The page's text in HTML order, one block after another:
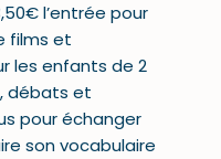
l’entrée pour
films et
les enfants de 2
débats et
pour échanger
son vocabulaire